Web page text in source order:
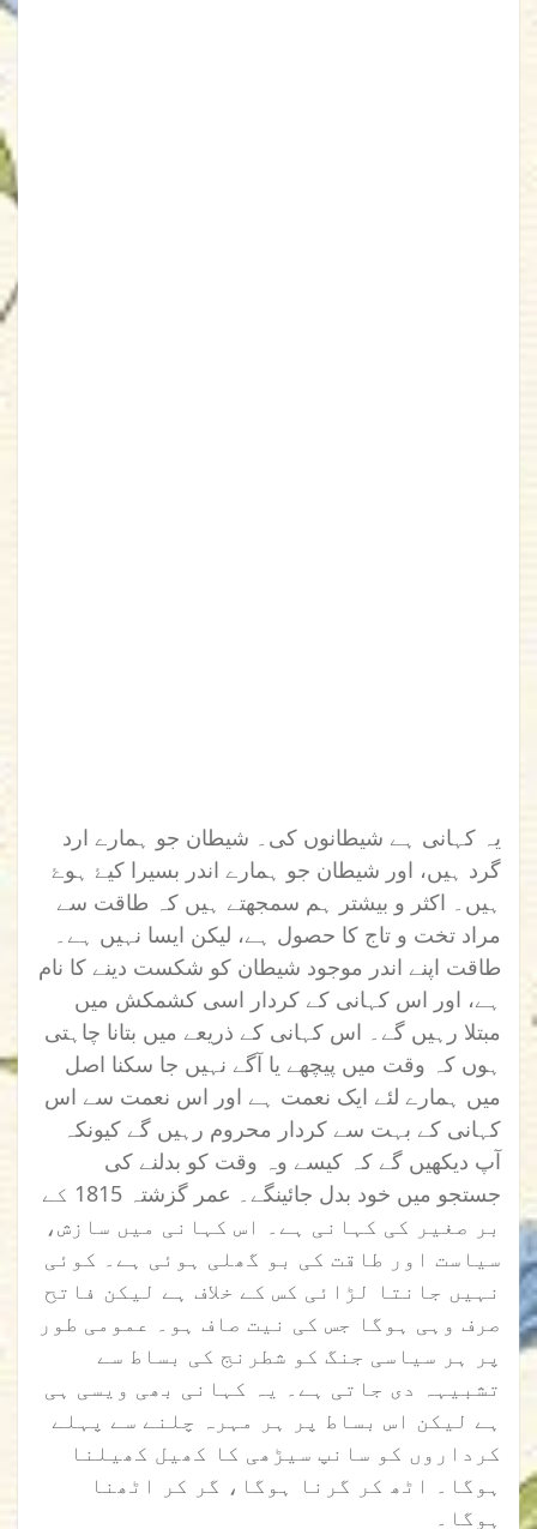
یہ کہانی ہے شیطانوں کی۔ شیطان جو ہمارے ارد
گرد ہیں، اور شیطان جو ہمارے اندر بسیرا کیۓ ہوۓ
ہیں۔ اکثر و بیشتر ہم سمجھتے ہیں کہ طاقت سے
مراد تخت و تاج کا حصول ہے، لیکن ایسا نہیں ہے۔
طاقت اپنے اندر موجود شیطان کو شکست دینے کا نام
ہے، اور اس کہانی کے کردار اسی کشمکش میں
مبتلا رہیں گے۔ اس کہانی کے ذریعے میں بتانا چاہتی
ہوں کہ وقت میں پیچھے یا آگے نہیں جا سکنا اصل
میں ہمارے لئے ایک نعمت ہے اور اس نعمت سے اس
کہانی کے بہت سے کردار محروم رہیں گے کیونکہ
آپ دیکھیں گے کہ کیسے وہ وقت کو بدلنے کی
جستجو میں خود بدل جائینگے۔ عمر گزشتہ 1815 کے
بر صغیر کی کہانی ہے۔ اس کہانی میں سازش،
سیاست اور طاقت کی بو گھلی ہوئی ہے۔ کوئی
نہیں جانتا لڑائی کس کے خلاف ہے لیکن فاتح
صرف وہی ہوگا جس کی نیت صاف ہو۔ عمومی طور
پر ہر سیاسی جنگ کو شطرنج کی بساط سے
تشبیہہ دی جاتی ہے۔ یہ کہانی بھی ویسی ہی
ہے لیکن اس بساط پر ہر مہرہ چلنے سے پہلے
کرداروں کو سانپ سیڑھی کا کھیل کھیلنا
ہوگا۔ اٹھ کر گرنا ہوگا، گر کر اٹھنا
ہوگا۔